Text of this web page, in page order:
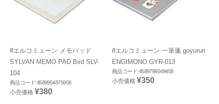
#エルコミューン メモパッド
SYLVAN MEMO PAD Bird SLV-
104
商品コード:4589954875958
小売価格 ¥380
#エルコミューン 一筆箋 goyururi
ENGIMONO GYR-013
商品コード:4589799549458
小売価格 ¥350